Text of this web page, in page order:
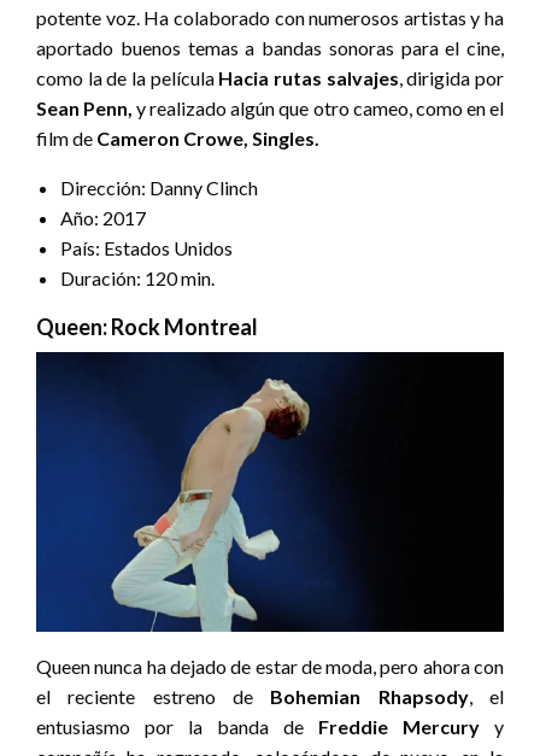
potente voz. Ha colaborado con numerosos artistas y ha
aportado buenos temas a bandas sonoras para el cine,
como la de la película Hacia rutas salvajes , dirigida por
Sean Penn,y realizado algún que otro cameo, como en el
film de Cameron Crowe, Singles.
Dirección: Danny Clinch
Año: 2017
País: Estados Unidos
Duración: 120 min.
Queen: Rock Montreal
Queen nunca ha dejado de estar de moda, pero ahora con
el reciente estreno de Bohemian Rhapsody,el
entusiasmo por la banda de Freddie Mercury y